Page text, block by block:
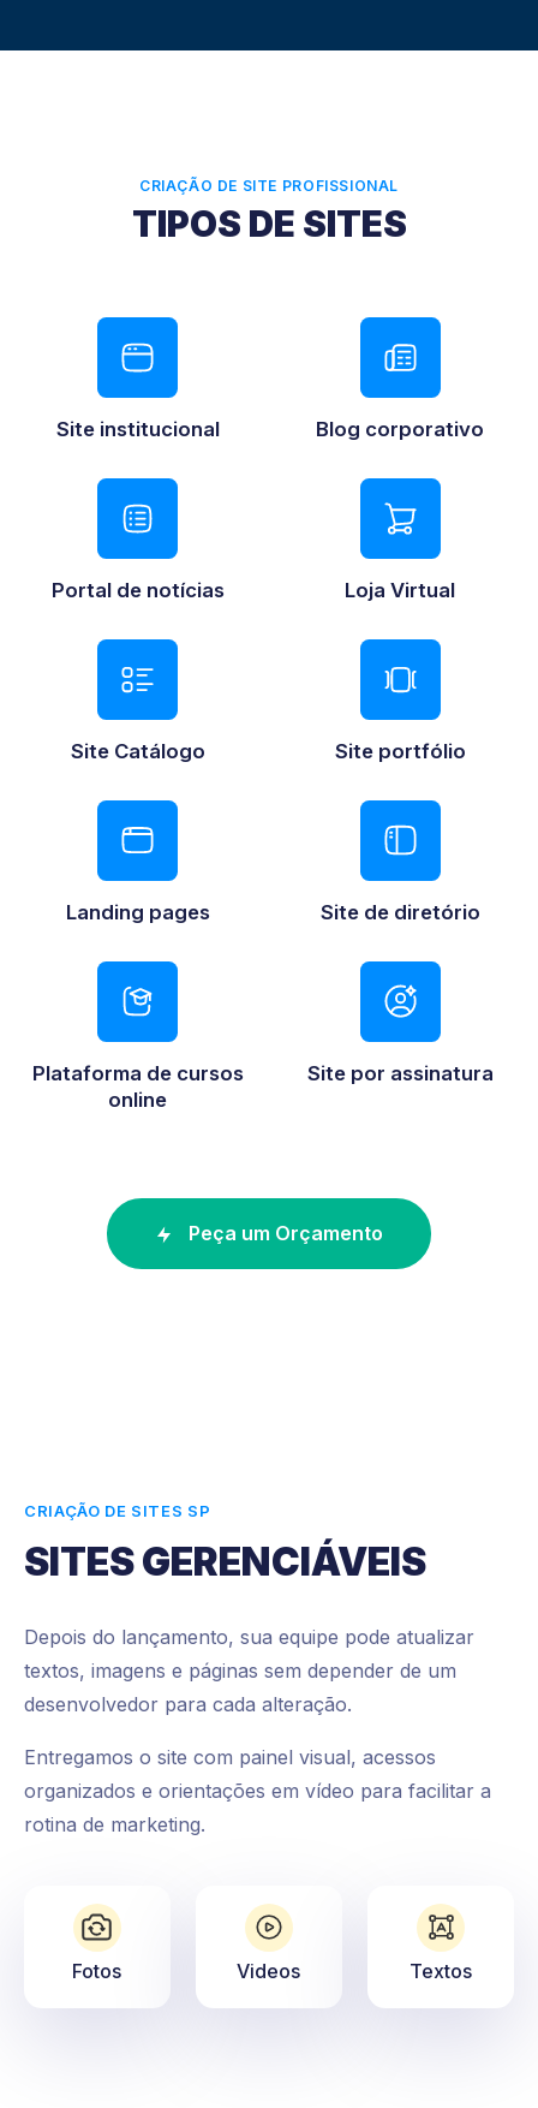
CRIAÇÃO DE SITE PROFISSIONAL
TIPOS DE SITES
Site institucional Blog corporativo
Portal de notícias Loja Virtual
Site Catálogo Site portfólio
Landing pages Site de diretório
Plataforma de cursos
online
Site por assinatura
Peça um Orçamento
CRIAÇÃO DE SITES SP
SITES GERENCIÁVEIS
Depois do lançamento, sua equipe pode atualizar
textos, imagens e páginas sem depender de um
desenvolvedor para cada alteração.
Entregamos o site com painel visual, acessos
organizados e orientações em vídeo para facilitar a
rotina de marketing.
Fotos Videos Textos